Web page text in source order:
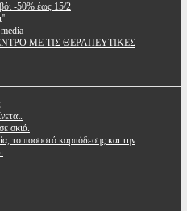
-50% έως 15/2
ΜΕ ΤΙΣ ΘΕΡΑΠΕΥΤΙΚΕΣ
σκιά.
το ποσοστό καρπόδεσης και την